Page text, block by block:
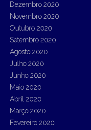
Dezembro 2020
Novembro 2020
Outubro 2020
Setembro 2020
Agosto 2020
Julho 2020
Junho 2020
Maio 2020
Abril 2020
Março 2020
Fevereiro 2020